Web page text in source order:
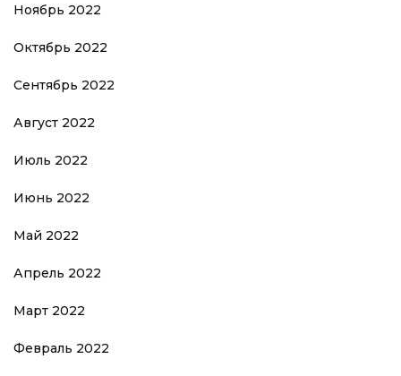
Ноябрь 2022
Октябрь 2022
Сентябрь 2022
Август 2022
Июль 2022
Июнь 2022
Май 2022
Апрель 2022
Март 2022
Февраль 2022